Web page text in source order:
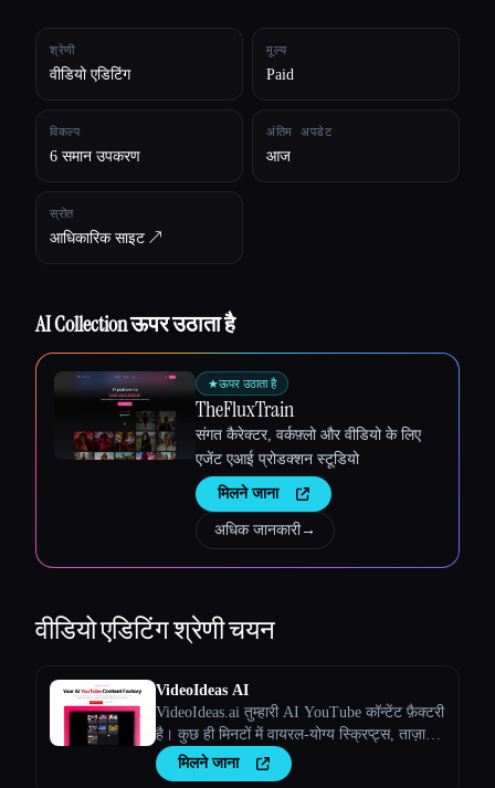
श्रेणी
वीडियो एडिटिंग
मूल्य
Paid
विकल्प
6 समान उपकरण
अंतिम अपडेट
आज
स्रोत
आधिकारिक साइट ↗︎
AI Collection ऊपर उठाता है
★ऊपर उठाता है
TheFluxTrain
संगत कैरेक्टर, वर्कफ़्लो और वीडियो के लिए
एजेंट एआई प्रोडक्शन स्टूडियो
मिलने जाना
अधिक जानकारी→
वीडियो एडिटिंगश्रेणी चयन
VideoIdeas AI
VideoIdeas.ai तुम्हारी AI YouTube कॉन्टेंट फ़ैक्टरी
है। कुछ ही मिनटों में वायरल-योग्य स्क्रिप्ट्स, ताज़ा
वीडियो आइडिया और आकर्षक कॉन्टेंट जेनरेट करें।
मिलने जाना